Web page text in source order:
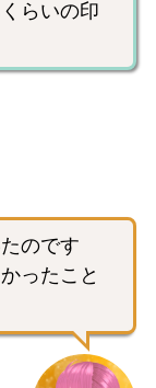
らいの印
のです
ったこと